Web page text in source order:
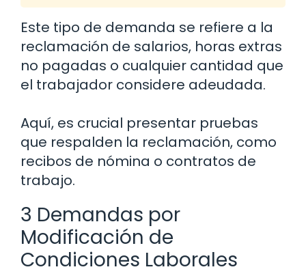
Este tipo de demanda se refiere a la
reclamación de salarios, horas extras
no pagadas o cualquier cantidad que
el trabajador considere adeudada.
Aquí, es crucial presentar pruebas
que respalden la reclamación, como
recibos de nómina o contratos de
trabajo.
3 Demandas por
Modificación de
Condiciones Laborales